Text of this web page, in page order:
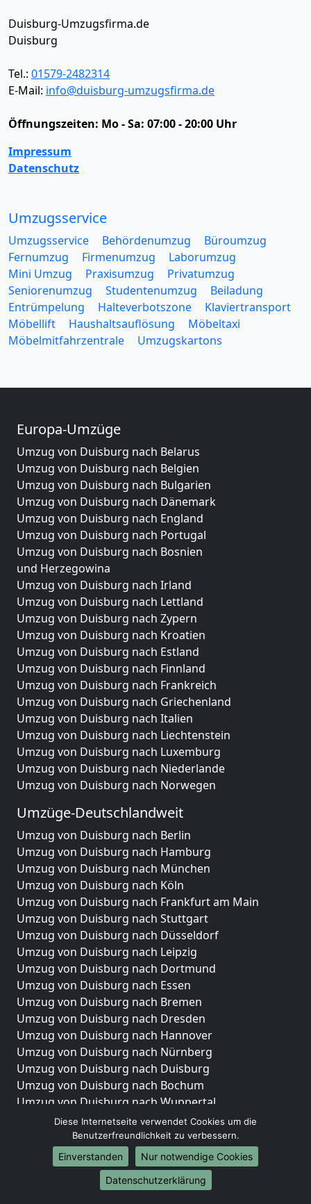
Duisburg-Umzugsfirma.de
Duisburg
Tel.: 01579-2482314
E-Mail: info@duisburg-umzugsfirma.de
Öffnungszeiten: Mo - Sa: 07:00 - 20:00 Uhr
Impressum
Datenschutz
Umzugsservice
Umzugsservice Behördenumzug
Büroumzug
Fernumzug
Firmenumzug
Laborumzug
Mini Umzug
Praxisumzug
Privatumzug
Seniorenumzug
Studentenumzug
Beiladung
Entrümpelung
Halteverbotszone
Klaviertransport
Möbellift
Haushaltsauflösung
Möbeltaxi
Möbelmitfahrzentrale
Umzugskartons
Europa-Umzüge
Umzug von Duisburg nach Belarus
Umzug von Duisburg nach Belgien
Umzug von Duisburg nach Bulgarien
Umzug von Duisburg nach Dänemark
Umzug von Duisburg nach England
Umzug von Duisburg nach Portugal
Umzug von Duisburg nach Bosnien
und Herzegowina
Umzug von Duisburg nach Irland
Umzug von Duisburg nach Lettland
Umzug von Duisburg nach Zypern
Umzug von Duisburg nach Kroatien
Umzug von Duisburg nach Estland
Umzug von Duisburg nach Finnland
Umzug von Duisburg nach Frankreich
Umzug von Duisburg nach Griechenland
Umzug von Duisburg nach Italien
Umzug von Duisburg nach Liechtenstein
Umzug von Duisburg nach Luxemburg
Umzug von Duisburg nach Niederlande
Umzug von Duisburg nach Norwegen
Umzüge-Deutschlandweit
Umzug von Duisburg nach Berlin
Umzug von Duisburg nach Hamburg
Umzug von Duisburg nach München
Umzug von Duisburg nach Köln
Umzug von Duisburg nach Frankfurt am Main
Umzug von Duisburg nach Stuttgart
Umzug von Duisburg nach Düsseldorf
Umzug von Duisburg nach Leipzig
Umzug von Duisburg nach Dortmund
Umzug von Duisburg nach Essen
Umzug von Duisburg nach Bremen
Umzug von Duisburg nach Dresden
Umzug von Duisburg nach Hannover
Umzug von Duisburg nach Nürnberg
Umzug von Duisburg nach Duisburg
Umzug von Duisburg nach Bochum
Umzug von Duisburg nach Wuppertal
Umzug von Duisburg nach Bielefeld
Umzug von Duisburg nach Bonn
Umzug von Duisburg nach Münster
Internationale-Umzüge
Diese Internetseite verwendet Cookies um die
Benutzerfreundlichkeit zu verbessern.
Einverstanden
Nur notwendige Cookies
Datenschutzerklärung